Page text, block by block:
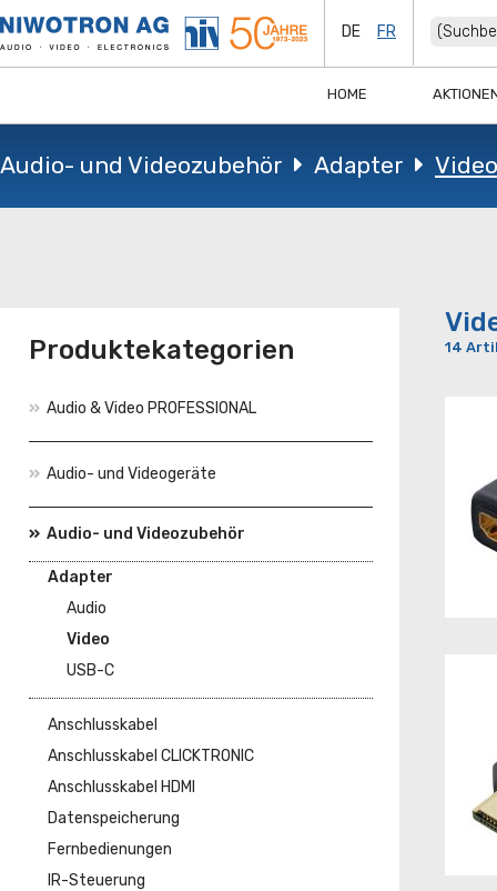
DE FR
HOME
Audio- und Videozubehör Adapter Video
Produktekategorien
Audio & Video PROFESSIONAL
Audio- und Videogeräte
Audio- und Videozubehör
Adapter
Audio
Video
USB-C
Anschlusskabel
Anschlusskabel CLICKTRONIC
Anschlusskabel HDMI
Datenspeicherung
Fernbedienungen
IR-Steuerung
14